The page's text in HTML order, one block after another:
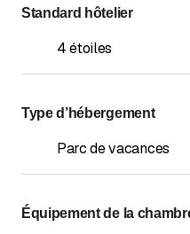
Standard hôtelier
4 étoiles
Type d’hébergement
Parc de vacances
Équipement de la